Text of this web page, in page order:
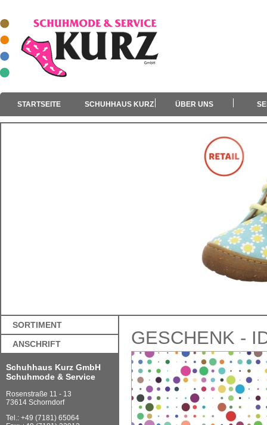
STARTSEITE SCHUHHAUS KURZ ÜBER UNS
SORTIMENT
ANSCHRIFT
Schuhhaus Kurz GmbH
Schuhmode & Service
Rosenstraße 11 - 13
73614 Schorndorf
Tel.: +49 (7181) 65064
GESCHENK -